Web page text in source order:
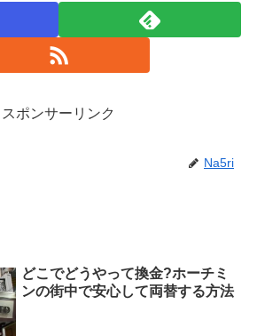
スポンサーリンク
Na5ri
どこでどうやって換金?ホーチミ
ンの街中で安心して両替する方法